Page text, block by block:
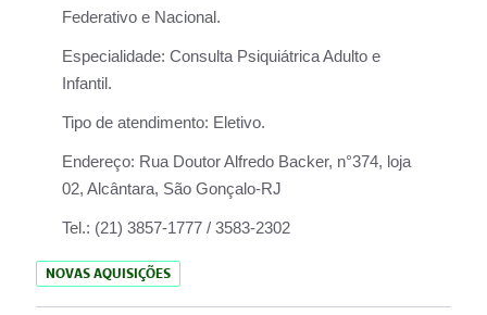
Federativo e Nacional.
Especialidade: Consulta Psiquiátrica Adulto e
Infantil.
Tipo de atendimento: Eletivo.
Endereço: Rua Doutor Alfredo Backer, n°374, loja
02, Alcântara, São Gonçalo-RJ
Tel.: (21) 3857-1777 / 3583-2302
NOVAS AQUISIÇÕES